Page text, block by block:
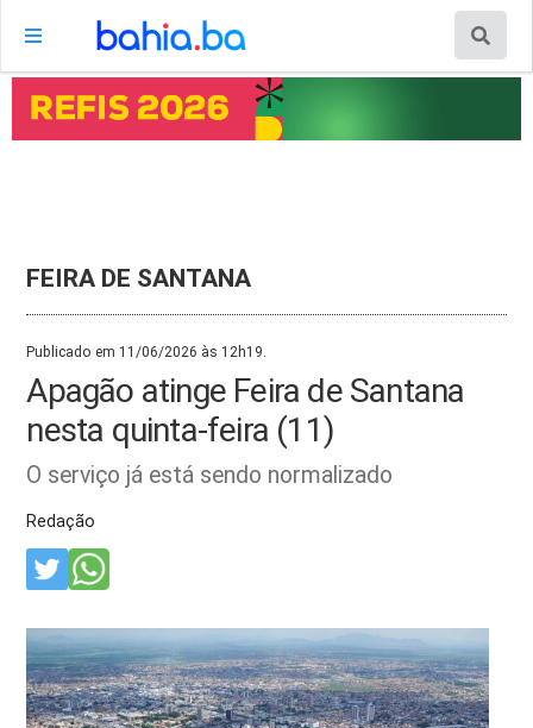
FEIRA DE SANTANA
Publicado em 11/06/2026 às 12h19.
Apagão atinge Feira de Santana
nesta quinta-feira (11)
O serviço já está sendo normalizado
Redação